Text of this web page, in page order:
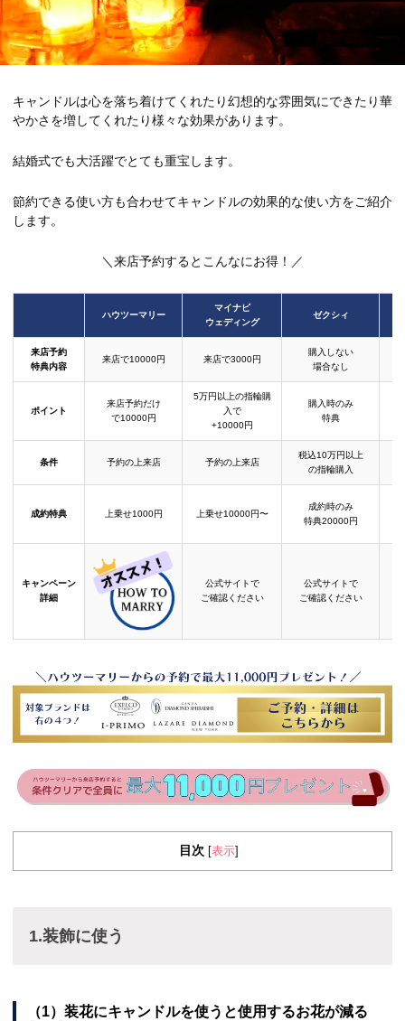
キャンドルは心を落ち着けてくれたり幻想的な雰囲気にできたり華
やかさを増してくれたり様々な効果があります。
結婚式でも大活躍でとても重宝します。
節約できる使い方も合わせてキャンドルの効果的な使い方をご紹介
します。
＼来店予約するとこんなにお得！／
ハウツーマリー
マイナビ
ウェディング
ゼクシィ
来店予約
特典内容
来店で10000円 来店で3000円
購入しない
場合なし
ポイント
来店予約だけ
で10000円
5万円以上の指輪購
入で
+10000円
購入時のみ
特典
条件 予約の上来店 予約の上来店
税込10万円以上
の指輪購入
成約特典 上乗せ1000円 上乗せ10000円〜
成約時のみ
特典20000円
キャンペーン
詳細
公式サイトで
ご確認ください
公式サイトで
ご確認ください
目次 表示
1.装飾に使う
（1）装花にキャンドルを使うと使用するお花が減る